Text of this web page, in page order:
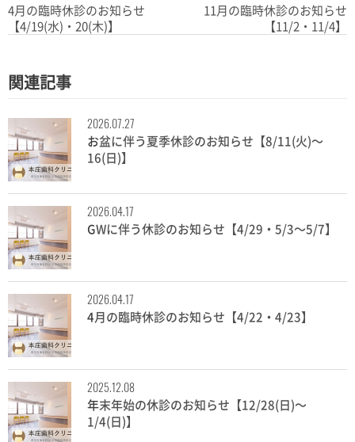
4月の臨時休診のお知らせ
【4/19(水)・20(木)】
11月の臨時休診のお知らせ
【11/2・11/4】
関連記事
2026.07.27
お盆に伴う夏季休診のお知らせ【8/11(火)～
16(日)】
2026.04.17
GWに伴う休診のお知らせ【4/29・5/3～5/7】
2026.04.17
4月の臨時休診のお知らせ【4/22・4/23】
2025.12.08
年末年始の休診のお知らせ【12/28(日)～
1/4(日)】